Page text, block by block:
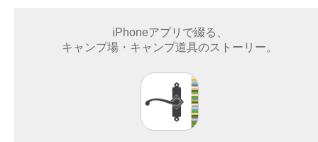
iPhoneアプリで綴る、
キャンプ場・キャンプ道具のストーリー。